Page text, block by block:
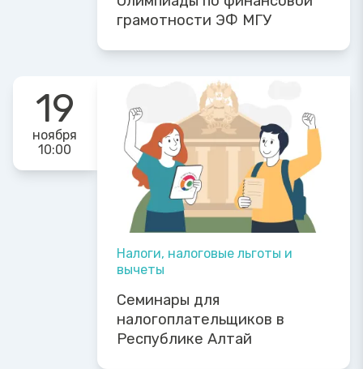
грамотности ЭФ МГУ
19
ноября
10:00
Налоги, налоговые льготы и
вычеты
Семинары для
налогоплательщиков в
Республике Алтай